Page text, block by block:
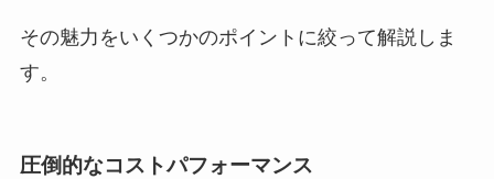
その魅力をいくつかのポイントに絞って解説しま
す。
圧倒的なコストパフォーマンス